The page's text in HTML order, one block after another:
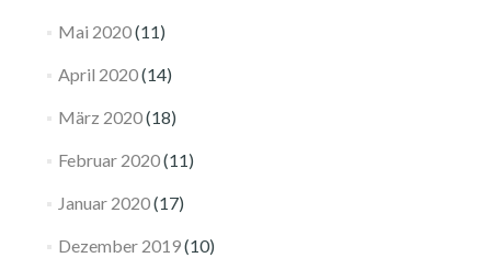
Mai 2020(11)
April 2020(14)
März 2020(18)
Februar 2020(11)
Januar 2020(17)
Dezember 2019(10)